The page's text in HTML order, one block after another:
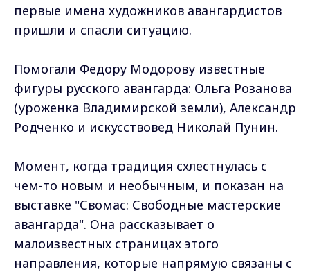
первые имена художников авангардистов
пришли и спасли ситуацию.
Помогали Федору Модорову известные
фигуры русского авангарда: Ольга Розанова
(уроженка Владимирской земли), Александр
Родченко и искусствовед Николай Пунин.
Момент, когда традиция схлестнулась с
чем-то новым и необычным, и показан на
выставке "Свомас: Свободные мастерские
авангарда". Она рассказывает о
малоизвестных страницах этого
направления, которые напрямую связаны с